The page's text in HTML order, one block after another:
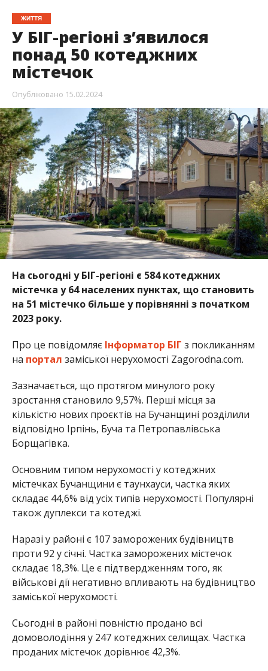
ЖИТТЯ
У БІГ-регіоні зʼявилося
понад 50 котеджних
містечок
Опубліковано 15.02.2024
На сьогодні у БІГ-регіоні є 584 котеджних
містечка у 64 населених пунктах, що становить
на 51 містечко більше у порівнянні з початком
2023 року.
Про це повідомляє Інформатор БІГ з покликанням
на портал заміської нерухомості Zagorodna.com.
Зазначається, що протягом минулого року
зростання становило 9,57%. Перші місця за
кількістю нових проєктів на Бучанщині розділили
відповідно Ірпінь, Буча та Петропавлівська
Борщагівка.
Основним типом нерухомості у котеджних
містечках Бучанщини є таунхауси, частка яких
складає 44,6% від усіх типів нерухомості. Популярні
також дуплекси та котеджі.
Наразі у районі є 107 заморожених будівництв
проти 92 у січні. Частка заморожених містечок
складає 18,3%. Це є підтвердженням того, як
військові дії негативно впливають на будівництво
заміської нерухомості.
Сьогодні в районі повністю продано всі
домоволодіння у 247 котеджних селищах. Частка
проданих містечок дорівнює 42,3%.